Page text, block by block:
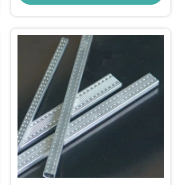
temperatuur O-H112 en tolerantie